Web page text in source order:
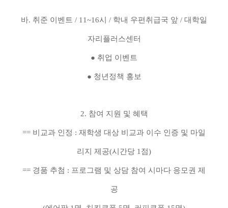
바. 취준 이벤트 / 11~16시 / 학내 우편취급국 앞 / 대학일
자리플러스센터
● 취업 이벤트
● 청년정책 홍보
2. 참여 지원 및 혜택
== 비교과 인정 : 재학생 대상 비교과 이수 인증 및 마일
리지 제공(시간당 1점)
== 경품 추첨 : 프로그램 및 상담 참여 시마다 응모권 제
공